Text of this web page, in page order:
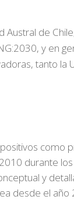
de
y en
tanto la
como
durante
y
desde el